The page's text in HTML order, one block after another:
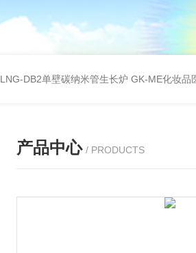
LNG-DB2单壁碳纳米管生长炉 GK-ME化妆品
产品中心 / PRODUCTS